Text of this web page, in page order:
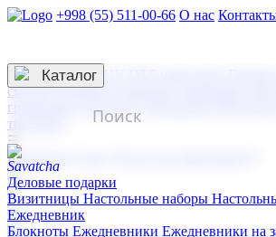
+998 (55) 511-00-66 О нас
3D гравировка
смолой (Doming)
гравировка твердая
тиснение
☰
Контакты
Каталог
Деловые подарки
Визитницы Настольные наборы
Ежедневник
Блокноты Ежедневники Ежедневники на